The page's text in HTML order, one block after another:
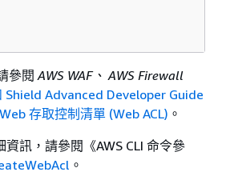
參閱AWS WAF、 AWS Firewall
Shield Advanced Developer Guide
存取控制清單 (Web ACL) 。
資訊，請參閱《AWS CLI 命令參
。